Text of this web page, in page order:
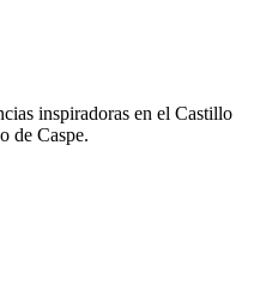
inspiradoras en el Castillo
de Caspe.